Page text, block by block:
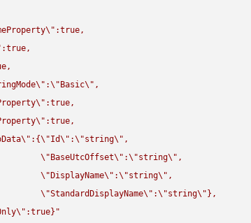
\" :true,
:true,
\" :\" Basic\" ,
\" :true,
\" :true,
\" :{\"Id\" :\"string\" ,
\" BaseUtcOffset\" :\"string\" ,
\" DisplayName\" :\"string\" ,
\"StandardDisplayName\" :\"string\" },
\" :true}"